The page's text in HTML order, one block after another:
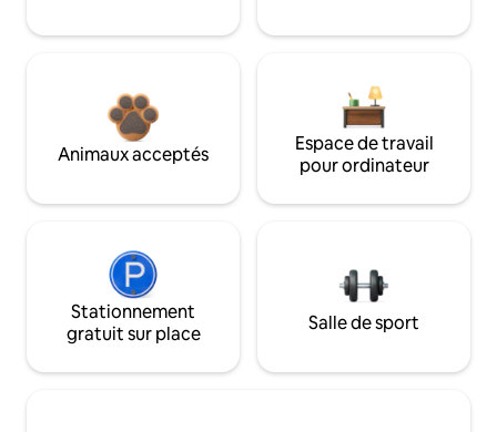
Animaux acceptés
Espace de travail
pour ordinateur
Stationnement
gratuit sur place
Salle de sport